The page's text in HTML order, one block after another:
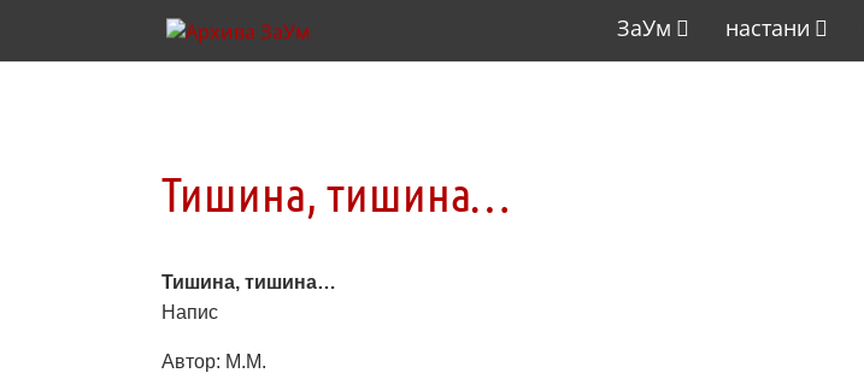
ЗаУм настани
Тишина, тишина…
Тишина, тишина…
Напис
Автор: М.М.